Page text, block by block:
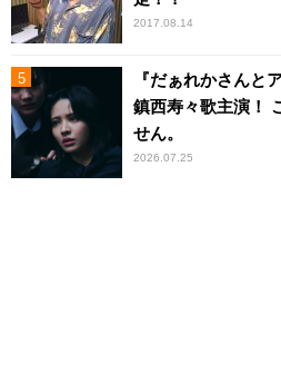
2017.08.14
『だぁれかさんと
鎮西寿々歌主演！
せん。
2026.07.25